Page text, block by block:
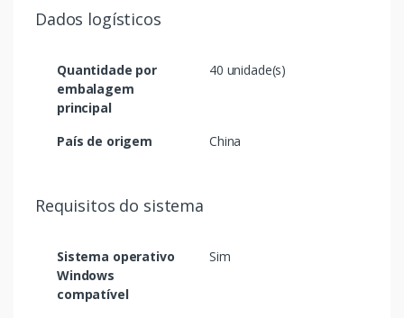
Dados logísticos
Quantidade por
embalagem
principal
40 unidade(s)
País de origem China
Requisitos do sistema
Sistema operativo
Windows
compatível
Sim